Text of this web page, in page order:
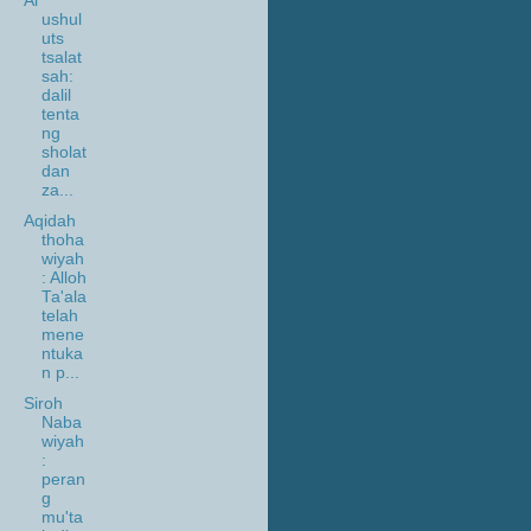
ushul
uts
tsalat
sah:
dalil
tenta
ng
sholat
dan
za...
Aqidah
thoha
wiyah
: Alloh
Ta'ala
telah
mene
ntuka
n p...
Siroh
Naba
wiyah
:
peran
g
mu'ta